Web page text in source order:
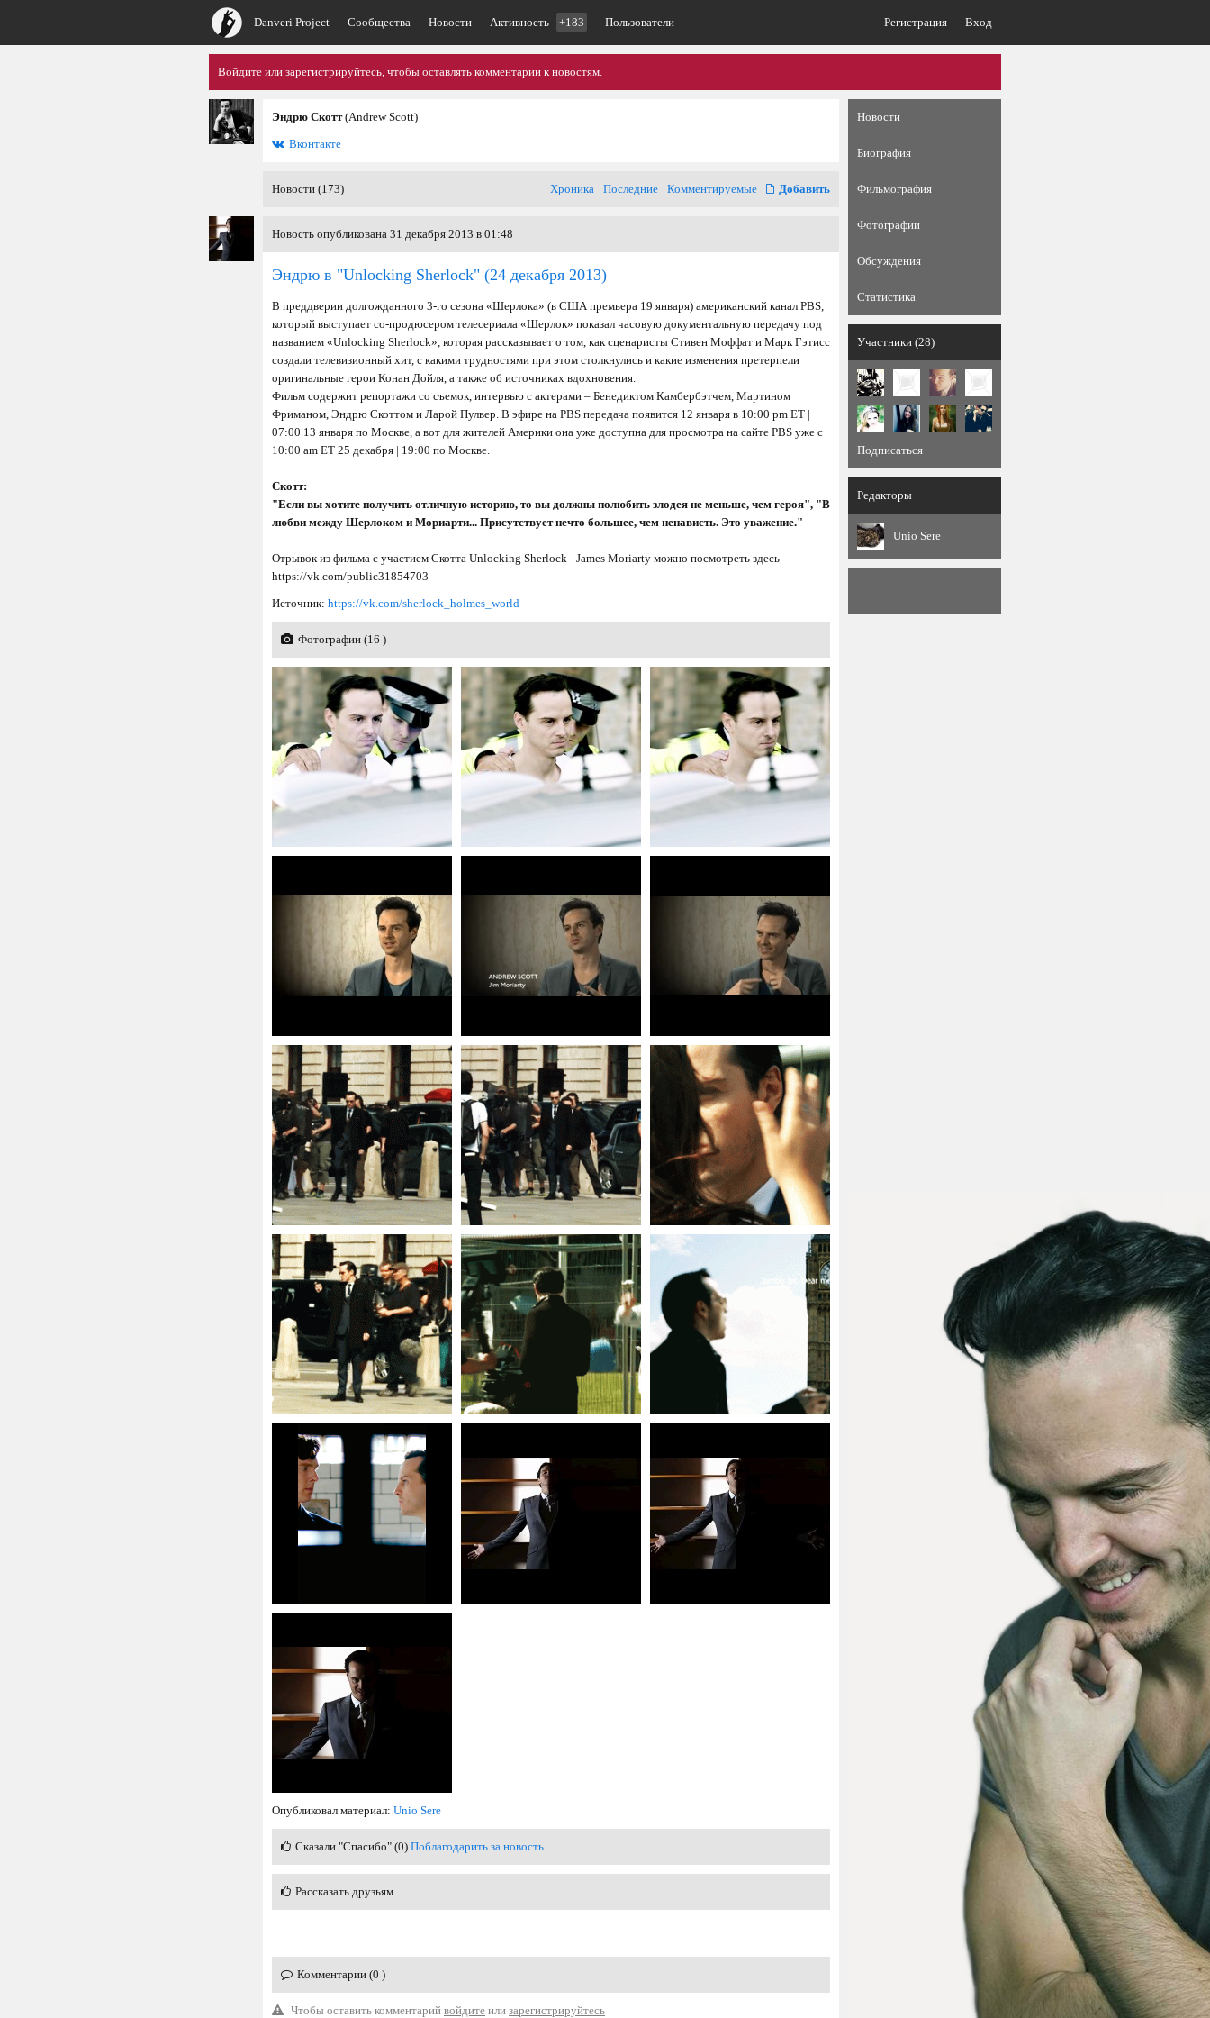
Danveri Project Сообщества Новости Активность +183 Пользователи Регистрация Вход
Войдите или зарегистрируйтесь, чтобы оставлять комментарии к новостям.
Эндрю Скотт(Andrew Scott)
Вконтакте
Новости (173) Хроника Последние Комментируемые Добавить
Новость опубликована 31 декабря 2013 в 01:48
Эндрю в "Unlocking Sherlock" (24 декабря 2013)
В преддверии долгожданного 3-го сезона «Шерлока» (в США премьера 19 января) американский канал PBS,
который выступает со-продюсером телесериала «Шерлок» показал часовую документальную передачу под
названием «Unlocking Sherlock», которая рассказывает о том, как сценаристы Стивен Моффат и Марк Гэтисс
создали телевизионный хит, с какими трудностями при этом столкнулись и какие изменения претерпели
оригинальные герои Конан Дойля, а также об источниках вдохновения.
Фильм содержит репортажи со съемок, интервью с актерами – Бенедиктом Камбербэтчем, Мартином
Фриманом, Эндрю Скоттом и Ларой Пулвер. В эфире на PBS передача появится 12 января в 10:00 pm ET |
07:00 13 января по Москве, а вот для жителей Америки она уже доступна для просмотра на сайте PBS уже с
10:00 am ET 25 декабря | 19:00 по Москве.
Скотт:
"Если вы хотите получить отличную историю, то вы должны полюбить злодея не меньше, чем героя", "В
любви между Шерлоком и Мориарти... Присутствует нечто большее, чем ненависть. Это уважение."
Отрывок из фильма с участием Скотта Unlocking Sherlock - James Moriarty можно посмотреть здесь
https://vk.com/public31854703
Источник: https://vk.com/sherlock_holmes_world
Фотографии (16 )
Опубликовал материал: Unio Sere
Сказали "Спасибо" (0) Поблагодарить за новость
Рассказать друзьям
Комментарии (0 )
Чтобы оставить комментарий войдите или зарегистрируйтесь
Новости
Биография
Фильмография
Фотографии
Обсуждения
Статистика
Участники (28)
Подписаться
Редакторы
Unio Sere